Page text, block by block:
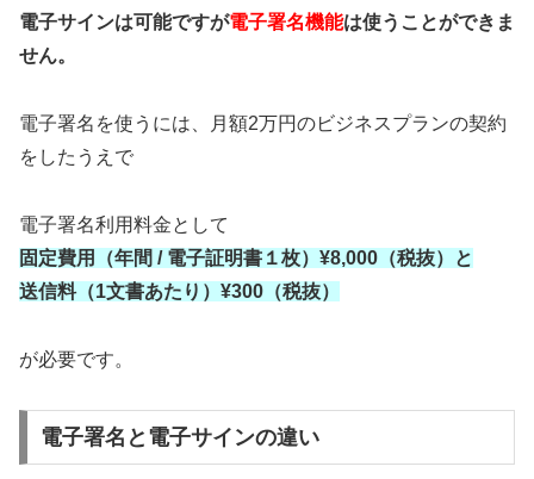
電子サインは可能ですが電子署名機能は使うことができま
せん。
電子署名を使うには、月額2万円のビジネスプランの契約
をしたうえで
電子署名利用料金として
固定費用（年間 / 電子証明書１枚）¥8,000（税抜）と
送信料（1文書あたり）¥300（税抜）
が必要です。
電子署名と電子サインの違い